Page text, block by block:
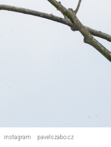
instagram pavelszabo.cz